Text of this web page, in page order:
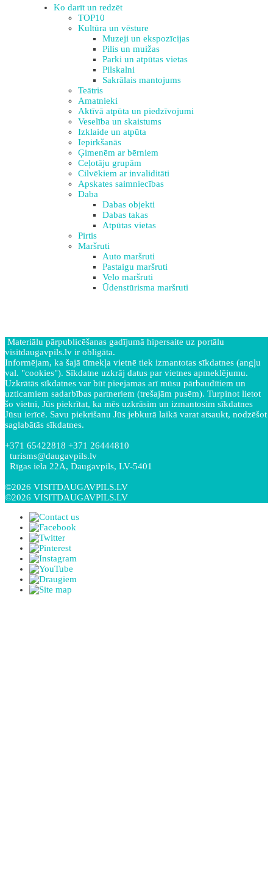
Ko darīt un redzēt
TOP10
Kultūra un vēsture
Muzeji un ekspozīcijas
Pilis un muižas
Parki un atpūtas vietas
Pilskalni
Sakrālais mantojums
Teātris
Amatnieki
Aktīvā atpūta un piedzīvojumi
Veselība un skaistums
Izklaide un atpūta
Iepirkšanās
Ģimenēm ar bērniem
Ceļotāju grupām
Cilvēkiem ar invaliditāti
Apskates saimniecības
Daba
Dabas objekti
Dabas takas
Atpūtas vietas
Pirtis
Maršruti
Auto maršruti
Pastaigu maršruti
Velo maršruti
Ūdenstūrisma maršruti
Materiālu pārpublicēšanas gadījumā hipersaite uz portālu
visitdaugavpils.lv ir obligāta.
Informējam, ka šajā tīmekļa vietnē tiek izmantotas sīkdatnes (angļu
val. "cookies"). Sīkdatne uzkrāj datus par vietnes apmeklējumu.
Uzkrātās sīkdatnes var būt pieejamas arī mūsu pārbaudītiem un
uzticamiem sadarbības partneriem (trešajām pusēm). Turpinot lietot
šo vietni, Jūs piekrītat, ka mēs uzkrāsim un izmantosim sīkdatnes
Jūsu ierīcē. Savu piekrišanu Jūs jebkurā laikā varat atsaukt, nodzēšot
saglabātās sīkdatnes.
+371 65422818 +371 26444810
turisms@daugavpils.lv
Rīgas iela 22A, Daugavpils, LV-5401
©2026 VISITDAUGAVPILS.LV
©2026 VISITDAUGAVPILS.LV